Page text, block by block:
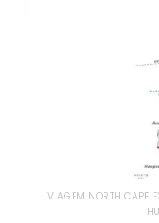
VIAGEM NORTH CAPE